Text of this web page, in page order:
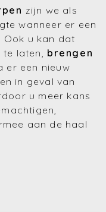
zijn we als
wanneer er een
Ook u kan dat
te laten, brengen
er een nieuw
in geval van
u meer kans
aan de haal